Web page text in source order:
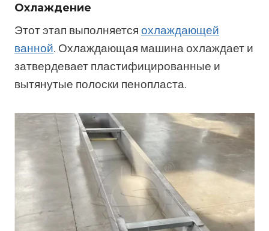
Охлаждение
Этот этап выполняется охлаждающей
ванной. Охлаждающая машина охлаждает и
затвердевает пластифицированные и
вытянутые полоски пенопласта.